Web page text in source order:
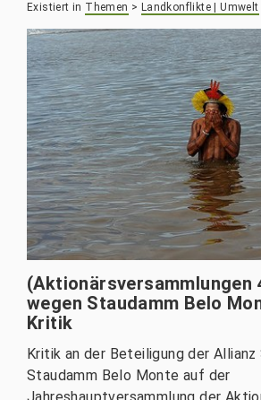
Existiert in Themen > Landkonflikte | Umwelt
(Aktionärsversammlungen
wegen Staudamm Belo
Kritik
Kritik an der Beteiligung der Allianz
Staudamm Belo Monte auf der